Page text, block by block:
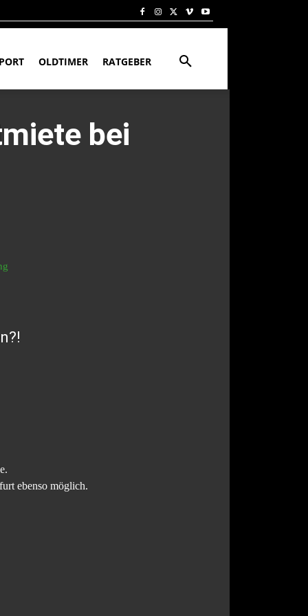
OLDTIMER RATGEBER
bei
ebenso möglich.